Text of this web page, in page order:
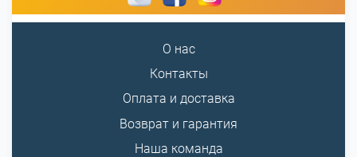
О нас
Контакты
Оплата и доставка
Возврат и гарантия
Наша команда